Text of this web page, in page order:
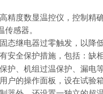
精度数显温控仪，控制精
传感器。
态继电器过零触发，以降
安全保护措施，包括：缺
护、机组过温保护、漏电等
户的操作面板，设在试验